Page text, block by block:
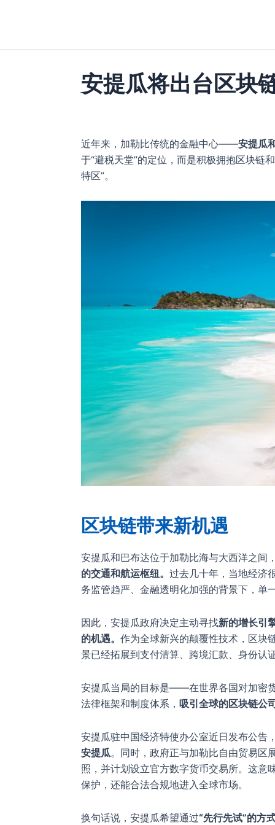
安提瓜将出台区块
近年来，加勒比传统的金融中心——安提瓜
于“避税天堂”的定位，而是积极拥抱区块链
特区”。
区块链带来新机遇
安提瓜和巴布达位于加勒比海与大西洋之间
的交通和航运枢纽。 过去几十年，当地经济
务监管趋严、金融透明化加强的背景下，单
因此，安提瓜政府决定主动寻找新的增长引
的机遇。 作为全球新兴的颠覆性技术，区块
景已经拓展到支付清算、跨境汇款、身份认
安提瓜当局的目标是——在世界各国对加密
法律框架和制度体系， 吸引全球的区块链公
安提瓜驻中国经济特使办公室近日发布公告
安提瓜。同时，政府正与加勒比自由贸易区
照，并计划设立官方数字货币交易所。这意
保护，还能合法合规地进入全球市场。
换句话说，安提瓜希望通过“先行先试”的方